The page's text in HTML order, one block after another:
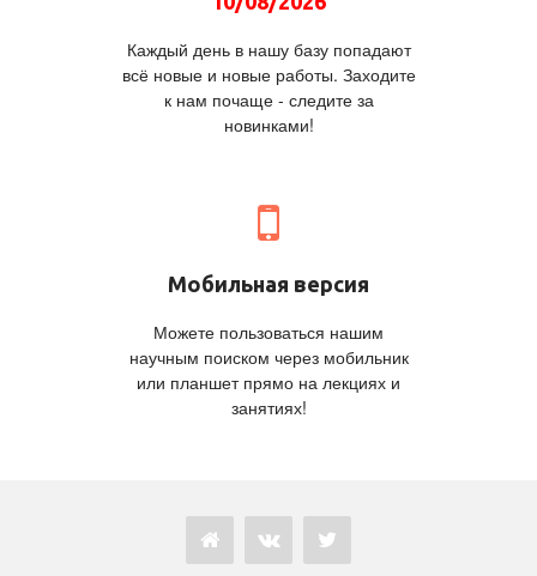
Каждый день в нашу базу попадают
всё новые и новые работы. Заходите
к нам почаще - следите за
новинками!
Мобильная версия
Можете пользоваться нашим
научным поиском через мобильник
или планшет прямо на лекциях и
занятиях!